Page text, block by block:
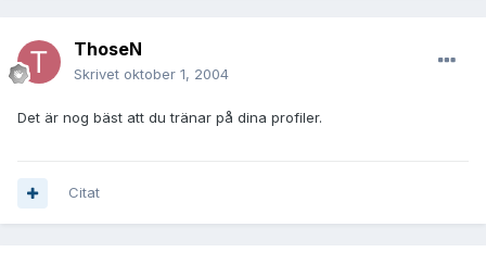
ThoseN
Skrivet oktober 1, 2004
Det är nog bäst att du tränar på dina profiler.
Citat